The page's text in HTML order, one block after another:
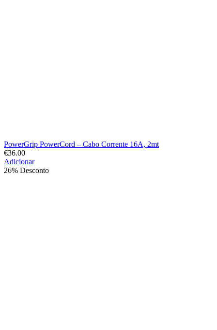
PowerGrip PowerCord – Cabo Corrente 16A, 2mt
€36.00
Adicionar
26% Desconto